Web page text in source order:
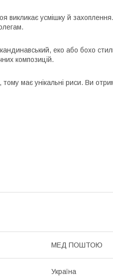
викликає усмішку й
еко або бохо
композицій.
має унікальні риси. Ви
МЕД ПОШТОЮ
Україна